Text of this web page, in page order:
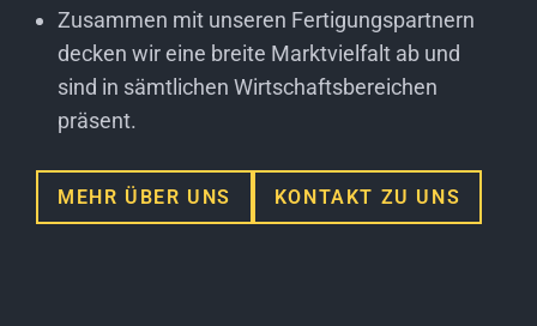
Zusammen mit unseren Fertigungspartnern
decken wir eine breite Marktvielfalt ab und
sind in sämtlichen Wirtschaftsbereichen
präsent.
MEHR ÜBER UNS KONTAKT ZU UNS